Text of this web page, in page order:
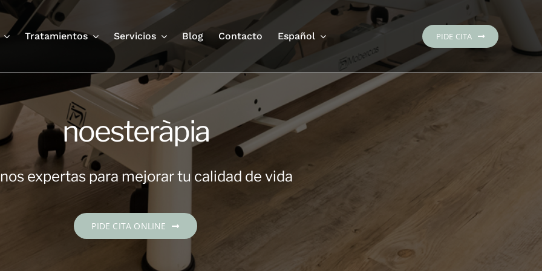
Tratamientos Servicios Blog Contacto Español PIDE CITA
noesteràpia
expertas para mejorar tu calidad de vida
PIDE CITA ONLINE